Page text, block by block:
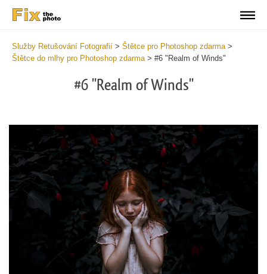
Služby Retušování Fotografií > Štětce pro Photoshop zdarma>
Štětce do mlhy pro Photoshop zdarma> #6 "Realm of Winds"
#6 "Realm of Winds"